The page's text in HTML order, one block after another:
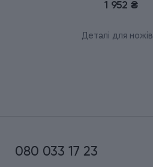
1 952 ₴
Деталі для ножів
080 033 17 23